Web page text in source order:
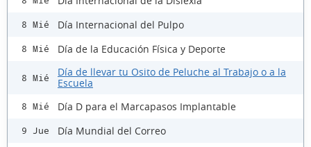
8 Mié Día Internacional del Pulpo
8 Mié Día de la Educación Física y Deporte
8 Mié
Día de llevar tu Osito de Peluche al Trabajo o a la
Escuela
8 Mié Día D para el Marcapasos Implantable
9 Jue Día Mundial del Correo